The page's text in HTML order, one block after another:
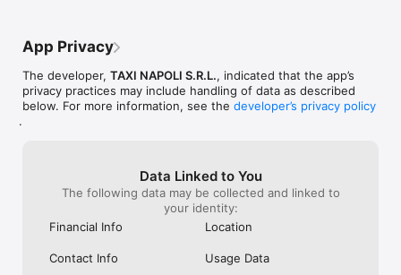
previsto ed avrà priorità assoluta rispetto a tutte le altre
l’assegnazione della corsa sarà subordinata alla disponibilità
delle vetture in servizio senza alcuna garanzia sul buon fine
della richiesta.
GOXGO informa che il servizio di prenotazione tramite
l’applicazione garantisce esclusivamente l’inserimento della
richiesta nel sistema di gestione delle corse.
Pertanto, l’effettuazione della corsa prenotata avverrà solo
qualche minuto prima dell’orario previsto ed avrà priorità
momento.
App Privacy
The developer, TAXI NAPOLI S.R.L., indicated that the app’s
privacy practices may include handling of data as described
below. For more information, see the developer’s privacy policy
.
Data Linked to You
The following data may be collected and linked to
your identity:
Financial Info
Location
Contact Info Usage Data